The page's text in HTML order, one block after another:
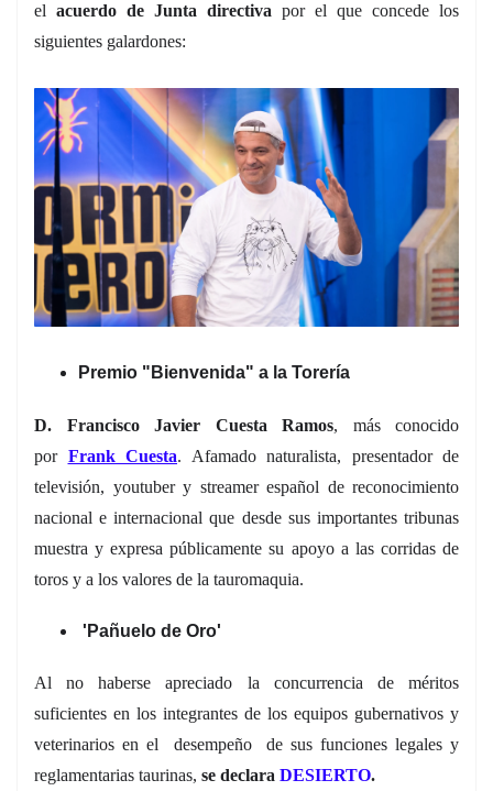
el acuerdo de Junta directiva por el que concede los
siguientes galardones:
Premio "Bienvenida" a la Torería
D. Francisco Javier Cuesta Ramos, más conocido
por Frank Cuesta. Afamado naturalista, presentador de
televisión, youtuber y streamer español de reconocimiento
nacional e internacional que desde sus importantes tribunas
muestra y expresa públicamente su apoyo a las corridas de
toros y a los valores de la tauromaquia.
'Pañuelo de Oro'
Al no haberse apreciado la concurrencia de méritos
suficientes en los integrantes de los equipos gubernativos y
veterinarios en el desempeño de sus funciones legales y
reglamentarias taurinas, se declara DESIERTO.